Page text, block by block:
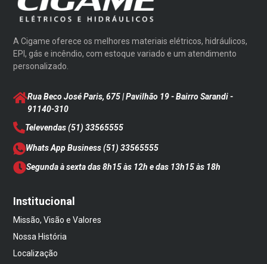
A Cigame oferece os melhores materiais elétricos, hidráulicos,
EPI, gás e incêndio, com estoque variado e um atendimento
personalizado.
Rua Beco José Paris, 675 | Pavilhão 19 - Bairro Sarandi-
91140-310
Televendas(51) 33565555
Whats App Business(51) 33565555
Segunda à sexta das 8h15 às 12h e das 13h15 às 18h
Institucional
Missão, Visão e Valores
Nossa História
Localização